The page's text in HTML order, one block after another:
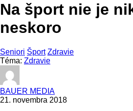
Na šport nie je
neskoro
Seniori Šport Zdravie
Téma: Zdravie
BAUER MEDIA
21. novembra 2018